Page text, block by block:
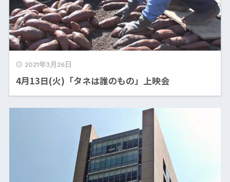
2021年3月26日
4月13日(火)「タネは誰のもの」上映会